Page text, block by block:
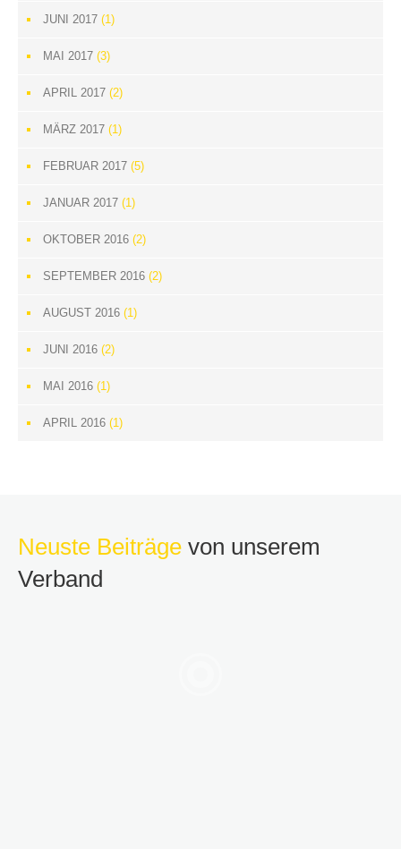
JUNI 2017 (1)
MAI 2017 (3)
APRIL 2017 (2)
MÄRZ 2017 (1)
FEBRUAR 2017 (5)
JANUAR 2017 (1)
OKTOBER 2016 (2)
SEPTEMBER 2016 (2)
AUGUST 2016 (1)
JUNI 2016 (2)
MAI 2016 (1)
APRIL 2016 (1)
Neuste Beiträge von unserem
Verband